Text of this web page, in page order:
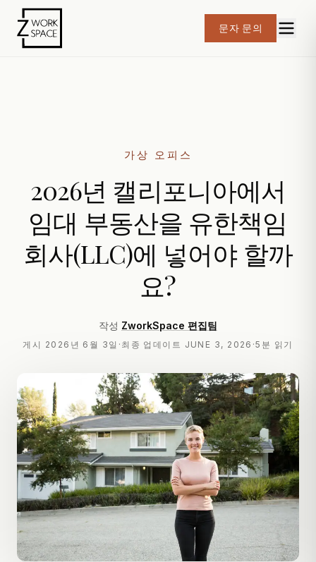
문자 문의
가상 오피스
2026년 캘리포니아에서
임대 부동산을 유한책임
회사(LLC)에 넣어야 할까
요?
작성 ZworkSpace 편집팀
게시 2026년 6월 3일 · 최종 업데이트 JUNE 3, 2026 ·5분 읽기